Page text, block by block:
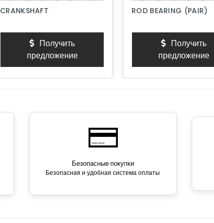
CRANKSHAFT
Получить
предложение
ROD BEARING (PAIR)
Получить
предложение
Безопасные покупки
Безопасная и удобная система оплаты